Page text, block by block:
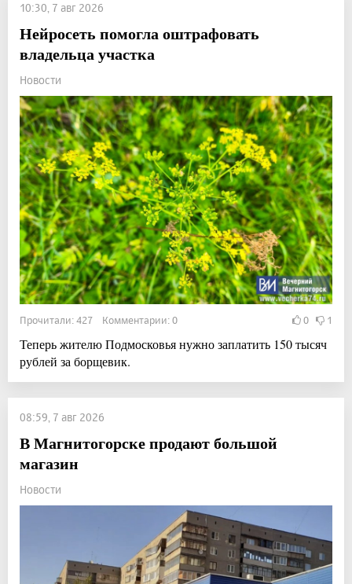
10:30, 7 авг 2026
Нейросеть помогла оштрафовать
владельца участка
Новости
Прочитали: 427 Комментарии: 0 0 1
Теперь жителю Подмосковья нужно заплатить 150 тысяч
рублей за борщевик.
08:59, 7 авг 2026
В Магнитогорске продают большой
магазин
Новости